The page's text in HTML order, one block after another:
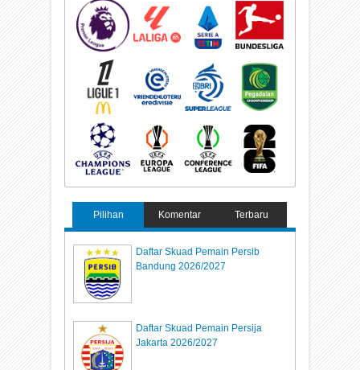
Pilihan Komentar Terbaru
Daftar Skuad Pemain Persib
Bandung 2026/2027
Daftar Skuad Pemain Persija
Jakarta 2026/2027